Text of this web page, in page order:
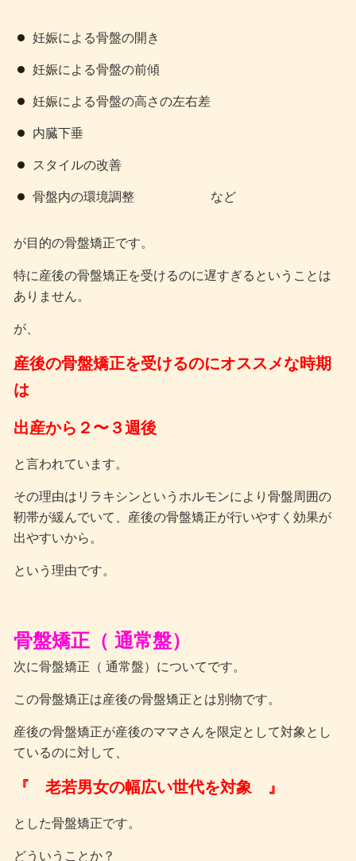
妊娠による骨盤の開き
妊娠による骨盤の前傾
妊娠による骨盤の高さの左右差
内臓下垂
スタイルの改善
骨盤内の環境調整 など
が目的の骨盤矯正です。
特に産後の骨盤矯正を受けるのに遅すぎるということは
ありません。
が、
産後の骨盤矯正を受けるのにオススメな時期
は
出産から２〜３週後
と言われています。
その理由はリラキシンというホルモンにより骨盤周囲の
靭帯が緩んでいて、産後の骨盤矯正が行いやすく効果が
出やすいから。
という理由です。
骨盤矯正（ 通常盤）
次に骨盤矯正（ 通常盤）についてです。
この骨盤矯正は産後の骨盤矯正とは別物です。
産後の骨盤矯正が産後のママさんを限定として対象とし
ているのに対して、
『 老若男女の幅広い世代を対象 』
とした骨盤矯正です。
どういうことか？